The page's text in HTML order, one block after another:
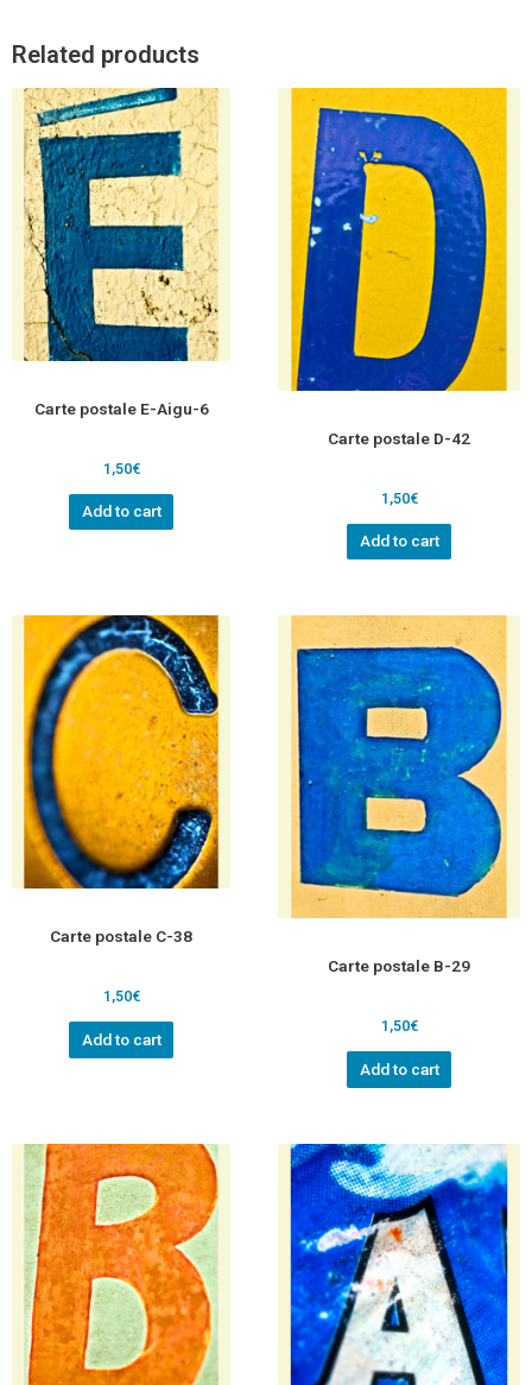
Related products
Carte postale E-Aigu-6
1,50€
Add to cart
Carte postale D-42
1,50€
Add to cart
Carte postale C-38
1,50€
Add to cart
Carte postale B-29
1,50€
Add to cart